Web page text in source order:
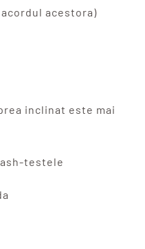
acordul acestora)
inclinat este mai
testele